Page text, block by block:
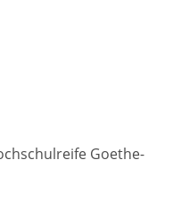
Goethe-